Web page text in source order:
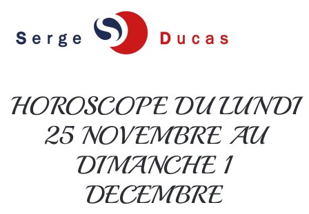
Skip to main content
HOROSCOPE DU LUNDI
25 NOVEMBRE AU
DIMANCHE 1
DECEMBRE